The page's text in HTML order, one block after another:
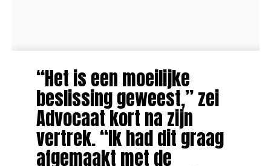
“Het is een moeilijke
beslissing geweest,” zei
Advocaat kort na zijn
vertrek. “Ik had dit graag
afgemaakt met de